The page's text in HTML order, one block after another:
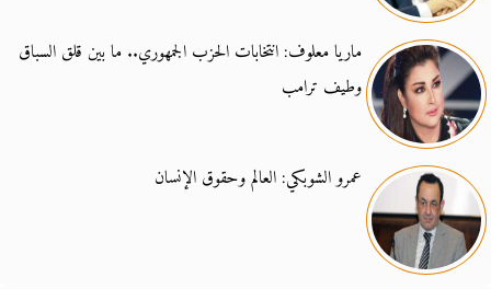
ماريا معلوف: انتخابات الحزب الجمهوري.. ما بين قلق السباق
وطيف ترامب
عمرو الشوبكي: العالم وحقوق الإنسان